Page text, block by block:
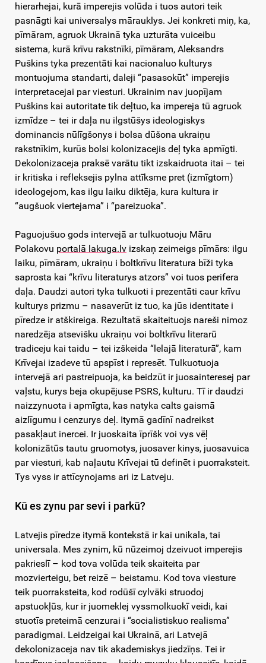
hierarhejai, kurā imperejis volūda i tuos autori teik
pasnāgti kai universalys mārauklys. Jei konkreti miņ, ka,
pīmāram, agruok Ukrainā tyka uzturāta vuiceibu
sistema, kurā krīvu rakstnīki, pīmāram, Aleksandrs
Puškins tyka prezentāti kai nacionaluo kulturys
montuojuma standarti, daleji “pasasokūt” imperejis
interpretacejai par viesturi. Ukrainim nav juopījam
Puškins kai autoritate tik deļtuo, ka impereja tū agruok
izmīdze – tei ir daļa nu ilgstūšys ideologiskys
dominancis nūlīgšonys i bolsa dūšona ukraiņu
rakstnīkim, kurūs bolsi kolonizacejis deļ tyka apmīgti.
Dekolonizaceja praksē varātu tikt izskaidruota itai – tei
ir kritiska i refleksejis pylna attīksme pret (izmīgtom)
ideologejom, kas ilgu laiku diktēja, kura kultura ir
“augšuok viertejama” i “pareizuoka”.
Paguojušuo gods intervejā ar tulkuotuoju Māru
Polakovu portalā lakuga.lv izskaņ zeimeigs pīmārs: ilgu
laiku, pīmāram, ukraiņu i boltkrīvu literatura bīži tyka
saprosta kai “krīvu literaturys atzors” voi tuos perifera
daļa. Daudzi autori tyka tulkuoti i prezentāti caur krīvu
kulturys prizmu – nasaverūt iz tuo, ka jūs identitate i
pīredze ir atškireiga. Rezultatā skaiteituojs nareši nimoz
naredzēja atsevišku ukraiņu voi boltkrīvu literarū
tradiceju kai taidu – tei izškeida “lelajā literaturā”, kam
Krīvejai izadeve tū apspīst i represēt. Tulkuotuoja
intervejā ari pastreipuoja, ka beidzūt ir juosainteresej par
vaļstu, kurys beja okupējuse PSRS, kulturu. Tī ir daudzi
naizzynuota i apmīgta, kas natyka calts gaismā
aizlīgumu i cenzurys deļ. Itymā gadīnī nadreikst
pasakļaut inercei. Ir juoskaita īprīšk voi vys vēļ
kolonizātūs tautu gruomotys, juosaver kinys, juosavuica
par viesturi, kab naļautu Krīvejai tū definēt i puorraksteit.
Tys vyss ir attīcynojams ari iz Latveju.
Kū es zynu par sevi i parkū?
Latvejis pīredze itymā kontekstā ir kai unikala, tai
universala. Mes zynim, kū nūzeimoj dzeivuot imperejis
pakrieslī – kod tova volūda teik skaiteita par
mozvierteigu, bet reizē – beistamu. Kod tova viesture
teik puorraksteita, kod rodūšī cylvāki struodoj
apstuokļūs, kur ir juomeklej vyssmolkuokī veidi, kai
stuotīs preteimā cenzurai i “socialistiskuo realisma”
paradigmai. Leidzeigai kai Ukrainā, ari Latvejā
dekolonizaceja nav tik akademiskys jiedzīņs. Tei ir